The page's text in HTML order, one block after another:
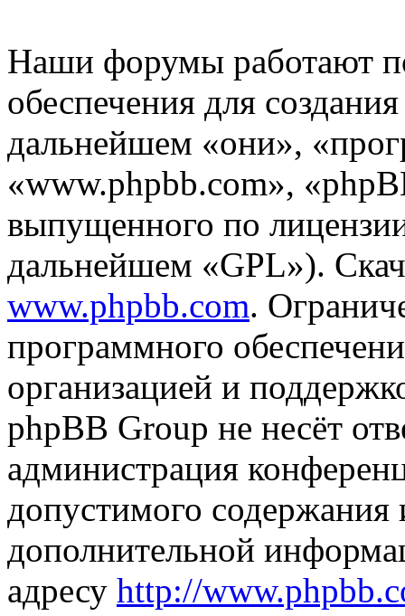
Наши форумы работают
обеспечения для
дальнейшем «они»,
«www.phpbb.com»,
выпущенного по
дальнейшем «GPL»).
www.phpbb.com.
программного
организацией и
phpBB Group не несёт
администрация
допустимого
дополнительной
адресу http://